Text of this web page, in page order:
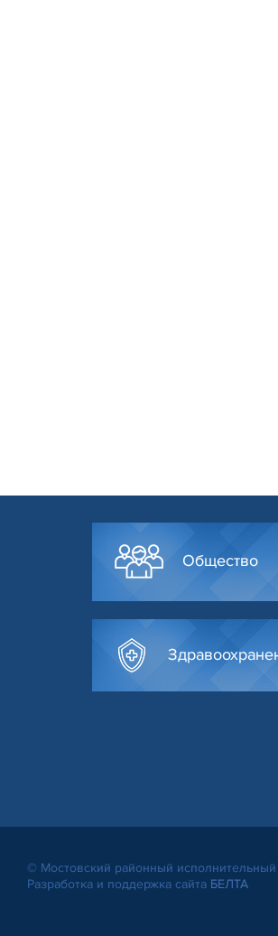
Общество
© Мостовский районный исполнительный
Разработка и поддержка сайта БЕЛТА